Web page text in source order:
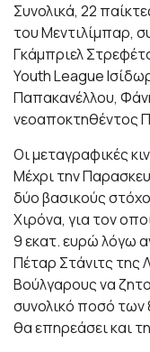
Συνολικά, 22
του Μεντιλίμπαρ,
Γκάμπριελ
Youth League
Παπακανέλλου,
νεοαποκτηθέντος
Οι μεταγραφικές
Μέχρι την
δύο βασικούς
Χιρόνα, για τον
9 εκατ. ευρώ λόγω
Πέταρ Στάνιτς της
Βούλγαρους να
συνολικό ποσό
θα επηρεάσει και